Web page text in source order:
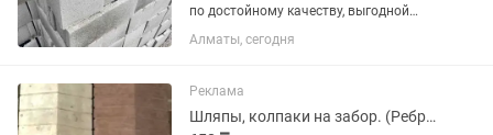
по достойному качеству, выгодной
цене и по гарантии. В наличии имеются
различные виды на «БРУСЧАТКА» ,
(мрамор)», «ПЛИТКА» ,...
Алматы, сегодня
Реклама
Шляпы, колпаки на забор. (Ребристая, гладкая, медуза)